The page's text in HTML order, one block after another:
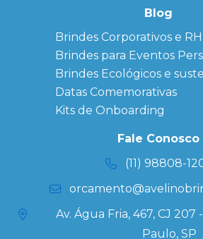
Brindes
Copos
Datas
Ecobag
Kits
Blog
Brindes Corporativos e RH
Brindes para Eventos
Brindes Ecológicos e
Datas Comemorativas
Kits de Onboarding
Fale Conosco
(11) 98808-
Av. Água Fria, 467, CJ 207
Paulo, SP